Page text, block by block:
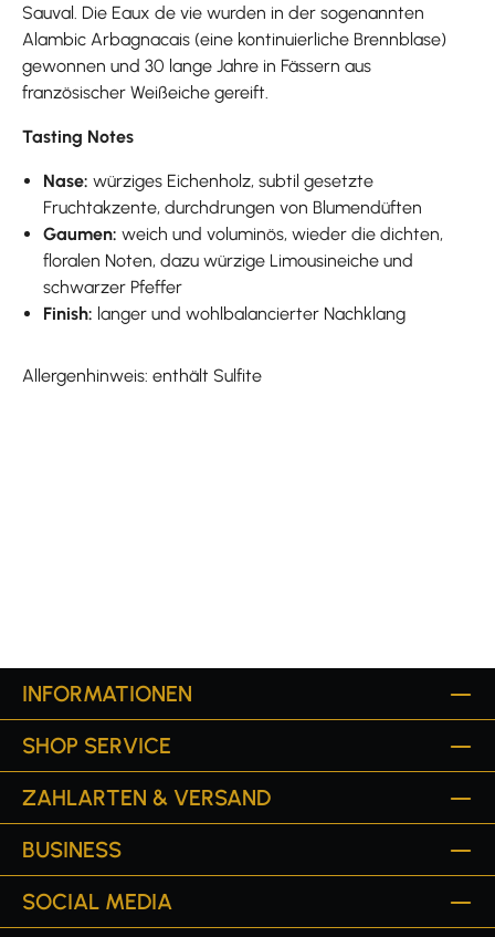
Sauval. Die Eaux de vie wurden in der sogenannten
Alambic Arbagnacais (eine kontinuierliche Brennblase)
gewonnen und 30 lange Jahre in Fässern aus
französischer Weißeiche gereift.
Tasting Notes
Nase: würziges Eichenholz, subtil gesetzte
Fruchtakzente, durchdrungen von Blumendüften
Gaumen: weich und voluminös, wieder die dichten,
floralen Noten, dazu würzige Limousineiche und
schwarzer Pfeffer
Finish: langer und wohlbalancierter Nachklang
Allergenhinweis: enthält Sulfite
INFORMATIONEN
SHOP SERVICE
ZAHLARTEN & VERSAND
BUSINESS
SOCIAL MEDIA